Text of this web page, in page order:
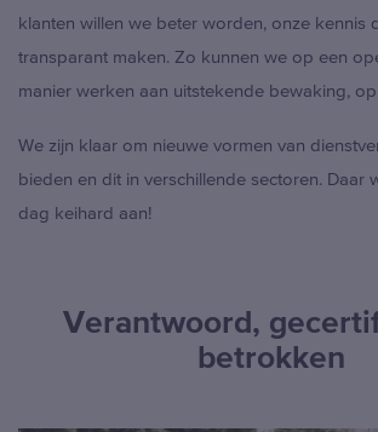
klanten willen we beter worden, onze kennis
transparant maken. Zo kunnen we op een
manier werken aan uitstekende bewaking,
We zijn klaar om nieuwe vormen van
bieden en dit in verschillende sectoren. Daar
dag keihard aan!
Verantwoord,
betrokken